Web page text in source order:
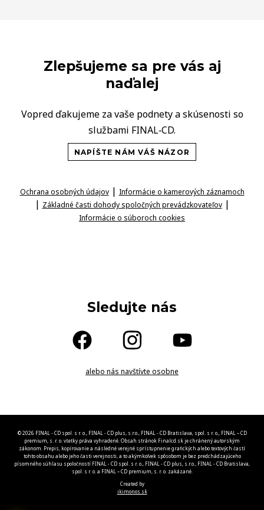
Zlepšujeme sa pre vás aj
naďalej
Vopred ďakujeme za vaše podnety a skúsenosti so
službami FINAL‑CD.
NAPÍŠTE NÁM VÁŠ NÁZOR
Ochrana osobných údajov| Informácie o kamerových záznamoch
| Základné časti dohody spoločných prevádzkovateľov|
Informácie o súboroch cookies
Sledujte nás
alebo nás navštívte osobne
© 2026 FINAL - CD spol. s r. o., FINAL - CD plus, s.r.o., FINAL - CD Bratislava, spol. s r. o., FINAL – CD
premium, s. r. o. všetky práva vyhradené. Obsah stránok Finalcd.sk je chránený autorským
zákonom. Prepis, kopírovanie a následné verejné sprístupnenie grafických alebo textových častí
tohto obsahu alebo jeho časti verejnosti, a to akýmkoľvek spôsobom je bez predchádzajúceho
písomného súhlasu spoločností FINAL - CD spol. s r. o., FINAL - CD plus, s.r.o., FINAL - CD Bratislava,
spol. s r. o. a FINAL – CD premium, s. r. o. zakázané.
Created by
ikimonos.sk